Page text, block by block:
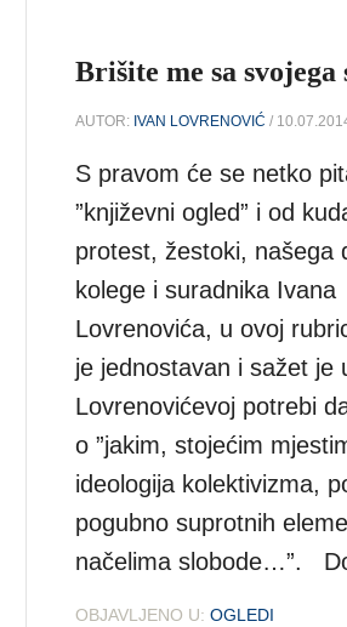
Brišite me sa svojega
AUTOR: IVAN LOVRENOVIĆ /
S pravom će se netko
”književni ogled” i od
protest, žestoki, našega
kolege i suradnika Ivana
Lovrenovića, u ovoj
je jednostavan i sažet je
Lovrenovićevoj potrebi
o ”jakim, stojećim
ideologija kolektivizma,
pogubno suprotnih
načelima slobode…”.
OBJAVLJENO U: OGLEDI